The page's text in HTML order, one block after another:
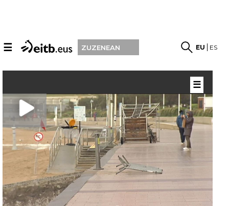
☰ ZUZENEAN EU ES
☰